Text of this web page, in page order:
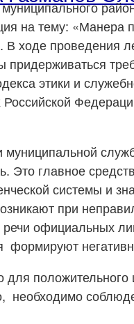
на тему: «Манера
ходе проведения
придерживаться
этики и
муниципальной
Это главное
системы и
при
официальных
формируют
для
необходимо